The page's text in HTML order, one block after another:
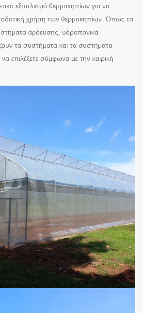
εξοπλισμό θερμοκηπίων για να
χρήση των θερμοκηπίων. Όπως τα
άρδευσης, υδροπονικά
τα συστήματα και τα συστήματα
επιλέξετε σύμφωνα με την καιρική